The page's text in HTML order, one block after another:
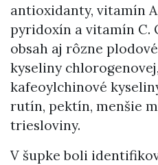
antioxidanty, vitamín
pyridoxín a vitamín C.
obsah aj rôzne
kyseliny
kafeoylchinové
rutín, pektín, menšie
triesloviny.
V šupke boli